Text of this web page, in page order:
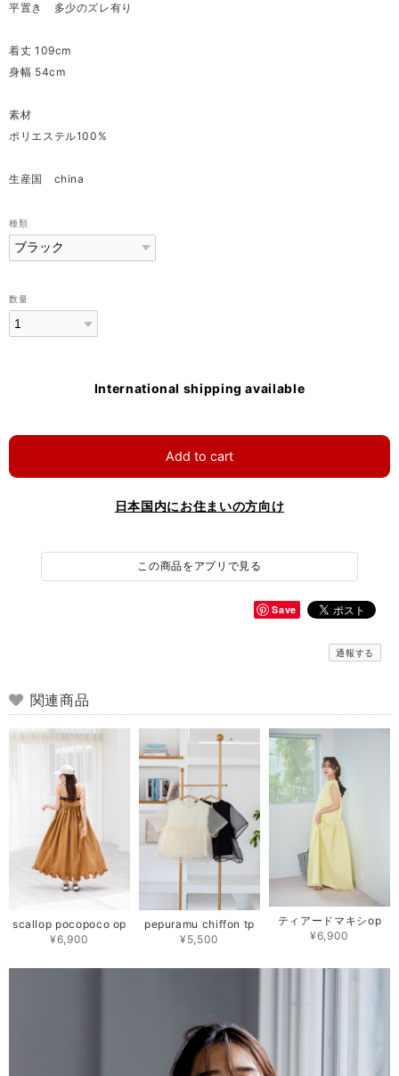
平置き 多少のズレ有り
着丈 109cm
身幅 54cm
素材
ポリエステル100%
生産国 china
種類
数量
International shipping available
Add to cart
日本国内にお住まいの方向け
この商品をアプリで見る
Save
通報する
関連商品
scallop pocopoco op
¥6,900
pepuramu chiffon tp
¥5,500
ティアードマキシop
¥6,900